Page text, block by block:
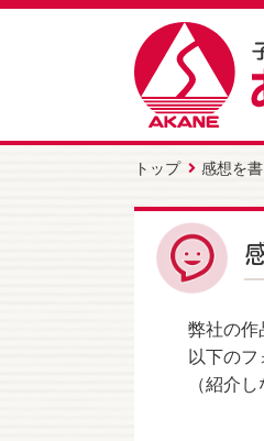
トップ 感想を書
弊社の作
以下の
（紹介